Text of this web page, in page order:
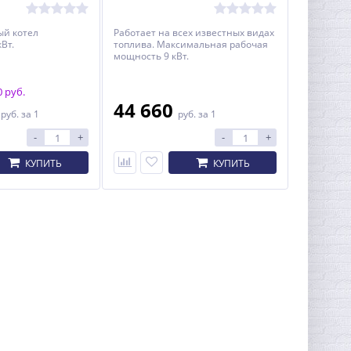
котел
руб.
руб. за 1
- +
КУПИТЬ
Работает на всех известных видах
топлива. Максимальная рабочая
мощность 9 кВт.
44 660 руб. за 1
- +
КУПИТЬ